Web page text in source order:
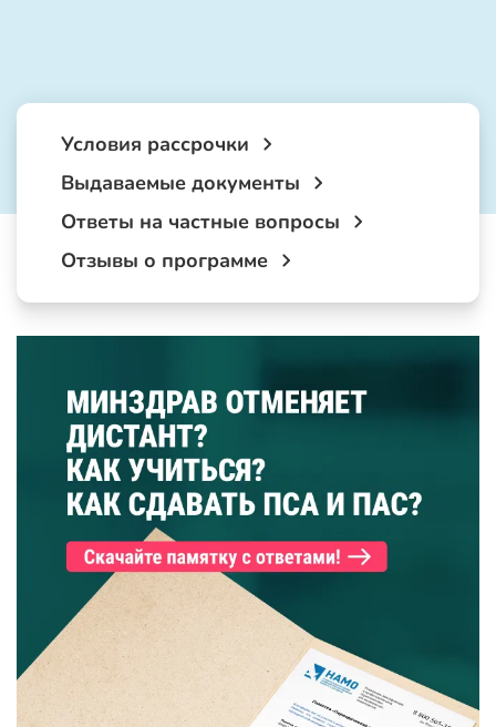
Условия рассрочки
Выдаваемые документы
Ответы на частные вопросы
Отзывы о программе